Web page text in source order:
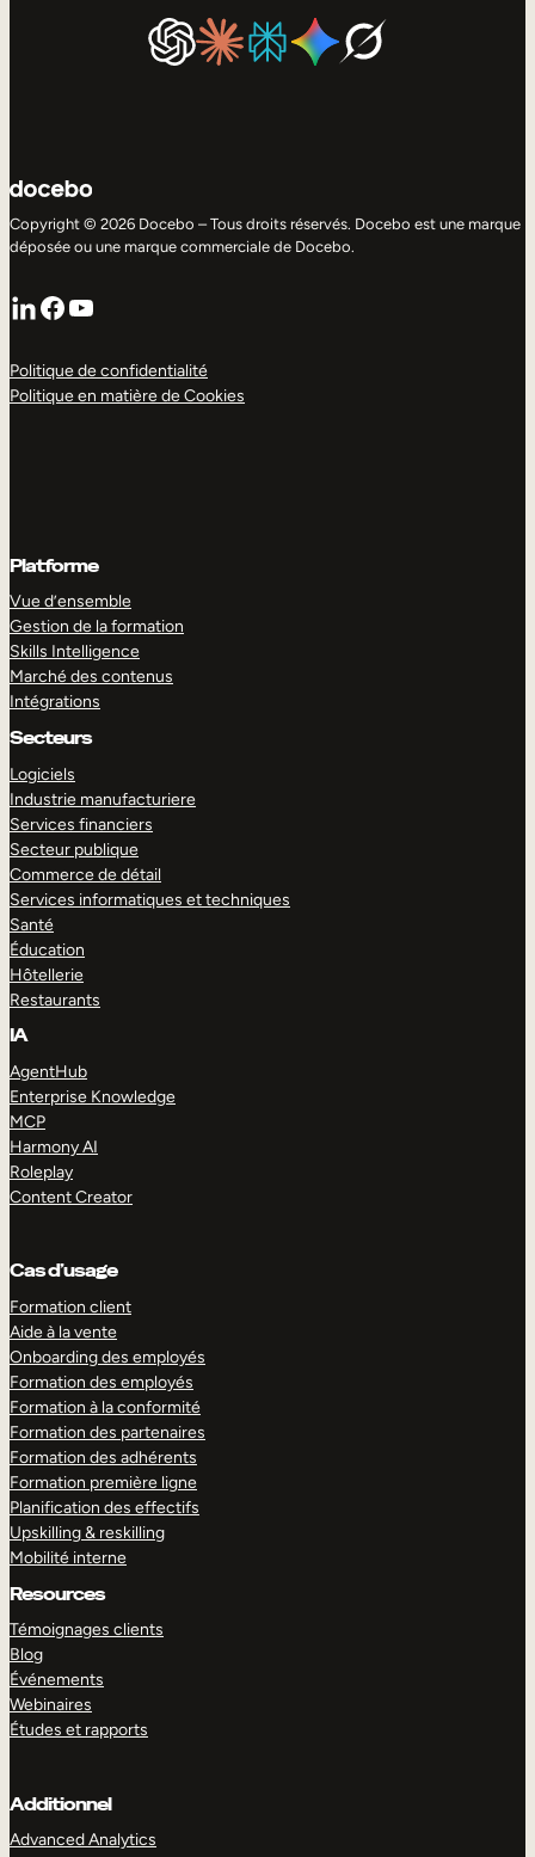
Copyright © 2026 Docebo – Tous droits réservés. Docebo est une marque
déposée ou une marque commerciale de Docebo.
LinkedIn
Facebook
YouTube
Politique de confidentialité
Politique en matière de Cookies
Platforme
Vue d’ensemble
Gestion de la formation
Skills Intelligence
Marché des contenus
Intégrations
Secteurs
Logiciels
Industrie manufacturiere
Services financiers
Secteur publique
Commerce de détail
Services informatiques et techniques
Santé
Éducation
Hôtellerie
Restaurants
IA
AgentHub
Enterprise Knowledge
MCP
Harmony AI
Roleplay
Content Creator
Cas d’usage
Formation client
Aide à la vente
Onboarding des employés
Formation des employés
Formation à la conformité
Formation des partenaires
Formation des adhérents
Formation première ligne
Planification des effectifs
Upskilling & reskilling
Mobilité interne
Resources
Témoignages clients
Blog
Événements
Webinaires
Études et rapports
Additionnel
Advanced Analytics